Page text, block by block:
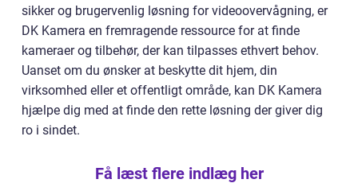
sikker og brugervenlig løsning for videoovervågning, er
DK Kamera en fremragende ressource for at finde
kameraer og tilbehør, der kan tilpasses ethvert behov.
Uanset om du ønsker at beskytte dit hjem, din
virksomhed eller et offentligt område, kan DK Kamera
hjælpe dig med at finde den rette løsning der giver dig
ro i sindet.
Få læst flere indlæg her